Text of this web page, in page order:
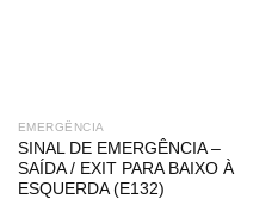
EMERGÊNCIA
SINAL DE EMERGÊNCIA –
SAÍDA / EXIT PARA BAIXO À
ESQUERDA (E132)